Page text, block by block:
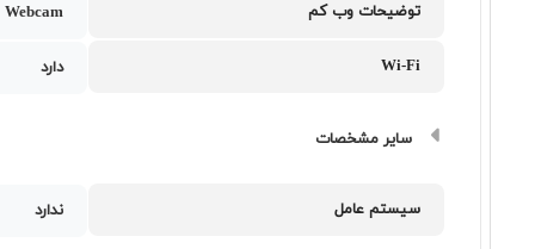
توضیحات وب کم
Wi-Fi دارد
سایر مشخصات
سیستم عامل ندارد